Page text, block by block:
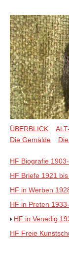
ÜBERBLICK
Die Gemälde
HF Biografie
HF Briefe 1921
HF in Werben
HF in Preten
HF in Venedig
HF Freie